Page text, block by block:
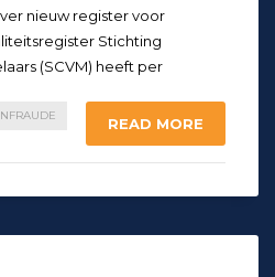
nieuw register voor
Stichting
(SCVM) heeft per
READ MORE